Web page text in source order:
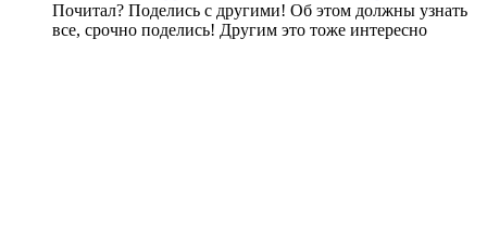
Почитал? Поделись с другими! Об этом должны узнать
все, срочно поделись! Другим это тоже интересно